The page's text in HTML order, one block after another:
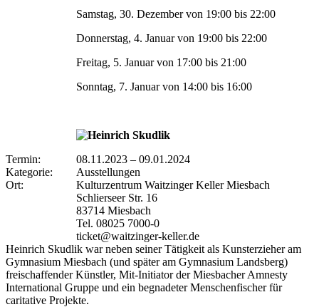
Samstag, 30. Dezember von 19:00 bis 22:00
Donnerstag, 4. Januar von 19:00 bis 22:00
Freitag, 5. Januar von 17:00 bis 21:00
Sonntag, 7. Januar von 14:00 bis 16:00
Termin: 08.11.2023 – 09.01.2024
Kategorie:
Ausstellungen
Ort:
Kulturzentrum Waitzinger Keller Miesbach
Schlierseer Str. 16
83714 Miesbach
Tel. 08025 7000-0
ticket@waitzinger-keller.de
Heinrich Skudlik war neben seiner Tätigkeit als Kunsterzieher am
Gymnasium Miesbach (und später am Gymnasium Landsberg)
freischaffender Künstler, Mit-Initiator der Miesbacher Amnesty
International Gruppe und ein begnadeter Menschenfischer für
caritative Projekte.